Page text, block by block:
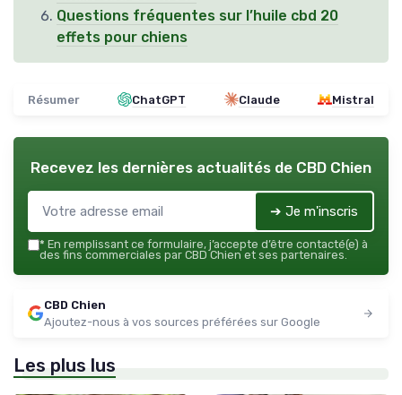
Questions fréquentes sur l’huile cbd 20
effets pour chiens
Résumer ChatGPT Claude Mistral
Recevez les dernières actualités de CBD Chien
➔ Je m'inscris
* En remplissant ce formulaire, j’accepte d’être contacté(e) à
des fins commerciales par CBD Chien et ses partenaires.
CBD Chien
Ajoutez-nous à vos sources préférées sur Google
Les plus lus